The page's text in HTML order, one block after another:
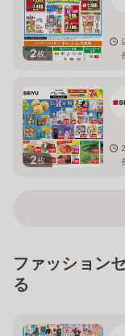
2枚
2枚
ファッション
る